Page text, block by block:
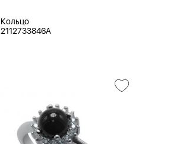
Кольцо
2112733846A